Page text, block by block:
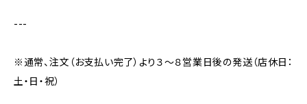
---
※通常、注文（お支払い完了）より３～８営業日後の発送（店休日：
土・日・祝）